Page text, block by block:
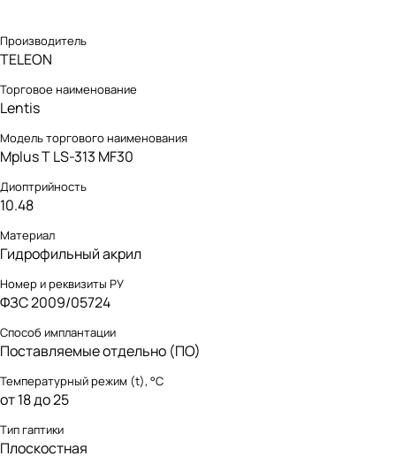
Производитель
TELEON
Торговое наименование
Lentis
Модель торгового наименования
Mplus T LS-313 MF30
Диоптрийность
10.48
Материал
Гидрофильный акрил
Номер и реквизиты РУ
ФЗС 2009/05724
Способ имплантации
Поставляемые отдельно (ПО)
Температурный режим (t), °С
от 18 до 25
Тип гаптики
Плоскостная